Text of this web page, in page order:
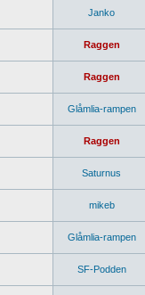
Janko
Raggen
Raggen
Glåmlia-rampen
Raggen
Saturnus
mikeb
Glåmlia-rampen
SF-Podden